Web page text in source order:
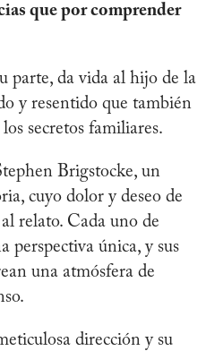
que por comprender
parte, da vida al hijo de la
y resentido que también
secretos familiares.
Brigstocke, un
cuyo dolor y deseo de
relato. Cada uno de
perspectiva única, y sus
una atmósfera de
dirección y su